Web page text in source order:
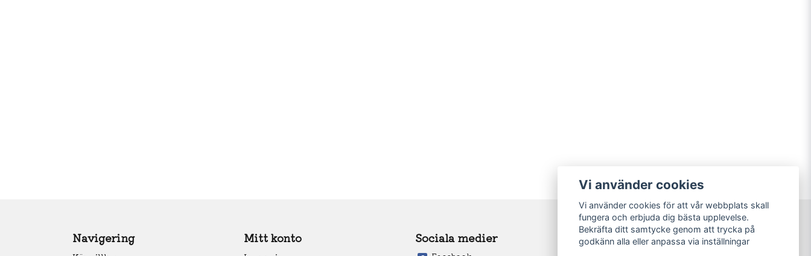
Navigering Mitt konto Sociala medier Sweet Nerds
Vi använder cookies
Vi använder cookies för att vår webbplats skall
fungera och erbjuda dig bästa upplevelse.
Bekräfta ditt samtycke genom att trycka på
godkänn alla eller anpassa via inställningar